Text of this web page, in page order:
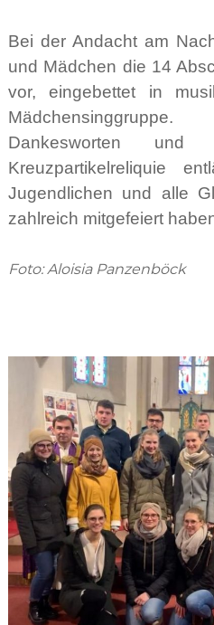
Bei der Andacht am
und Mädchen die 14
vor, eingebettet in
Dankesworten
Kreuzpartikelreliquie
Jugendlichen und alle
zahlreich mitgefeiert
Foto: Aloisia Panzenböck